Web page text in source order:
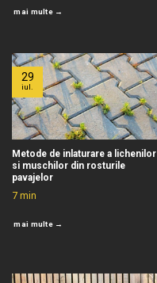
mai multe →
Metode de inlaturare a lichenilor
si muschilor din rosturile
pavajelor
7min
mai multe →
29
iul.